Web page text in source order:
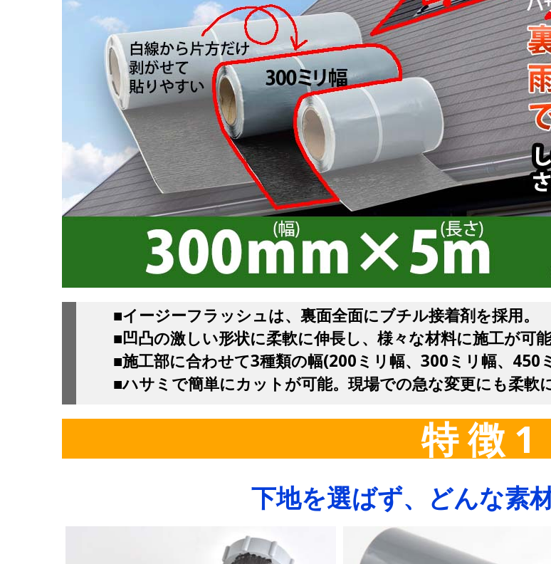
■イージーフラッシュは、裏面全面にブチル接着剤を採用。
■凹凸の激しい形状に柔軟に伸長し、様々な材料に施工が可能
■施工部に合わせて3種類の幅(200ミリ幅、300ミリ幅、450
■ハサミで簡単にカットが可能。現場での急な変更にも柔軟
特 徴 1
下地を選ばず、どんな素